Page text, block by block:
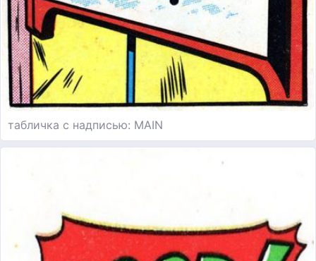
табличка с надписью: MAIN